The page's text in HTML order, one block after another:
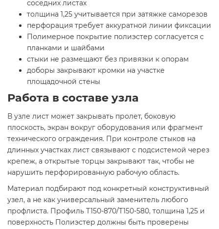
соседних листах
толщина 1,25 учитывается при затяжке саморезов
перфорация требует аккуратной линии фиксации
Полимерное покрытие полиэстер согласуется с
планками и шайбами
стыки не размещают без привязки к опорам
доборы закрывают кромки на участке
площадочной стены
Работа в составе узла
В узле лист может закрывать пролет, боковую
плоскость, экран вокруг оборудования или фрагмент
технического ограждения. При контроле стыков на
длинных участках лист связывают с подсистемой через
крепеж, а открытые торцы закрывают так, чтобы не
нарушить перфорированную рабочую область.
Материал подбирают под конкретный конструктивный
узел, а не как универсальный заменитель любого
профлиста. Профиль Т150-870/Т150-580, толщина 1,25 и
поверхность Полиэстер должны быть проверены